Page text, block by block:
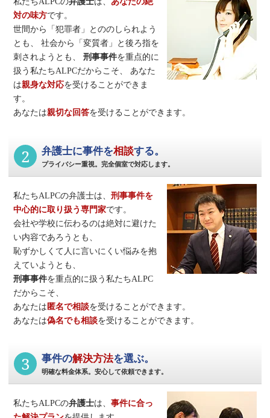
対の味方です。
世間から「犯罪者」とののしられよう
とも、
社会から「変質者」と後ろ指を
刺されようとも、
刑事事件を重点的に
扱う私たちALPCだからこそ、
あなた
は親身な対応を受けることができま
す。
あなたは親切な回答を受けることができます。
2 弁護士に事件を相談する。
プライバシー重視。完全個室で対応します。
私たちALPCの弁護士は、刑事事件を
中心的に取り扱う専門家です。
会社や学校に伝わるのは絶対に避けた
い内容であろうとも、
恥ずかしくて人に言いにくい悩みを抱
えていようとも、
刑事事件を重点的に扱う私たちALPC
だからこそ、
あなたは匿名で相談を受けることができます。
あなたは偽名でも相談を受けることができます。
3 事件の解決方法を選ぶ。
明確な料金体系。安心して依頼できます。
私たちALPCの弁護士は、事件に合っ